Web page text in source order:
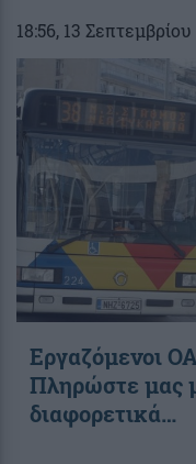
18:56, 13 Σεπτεμβρίου
Εργαζόμενοι
Πληρώστε μας
διαφορετικά…